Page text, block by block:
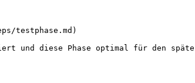
testphase.md)
und diese Phase optimal für den